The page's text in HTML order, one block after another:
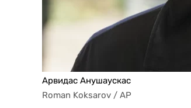
Арвидас Анушаускас
Roman Koksarov / AP